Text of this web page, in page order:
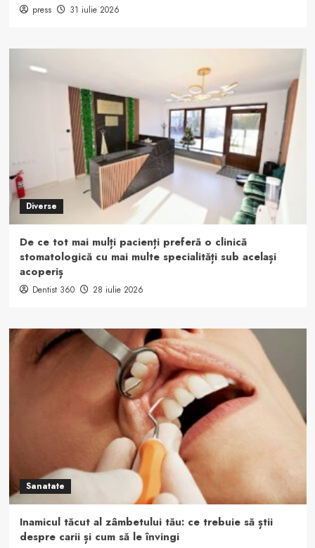
press 31 iulie 2026
Diverse
De ce tot mai mulți pacienți preferă o clinică
stomatologică cu mai multe specialități sub același
acoperiș
Dentist 360 28 iulie 2026
Sanatate
Inamicul tăcut al zâmbetului tău: ce trebuie să știi
despre carii și cum să le învingi